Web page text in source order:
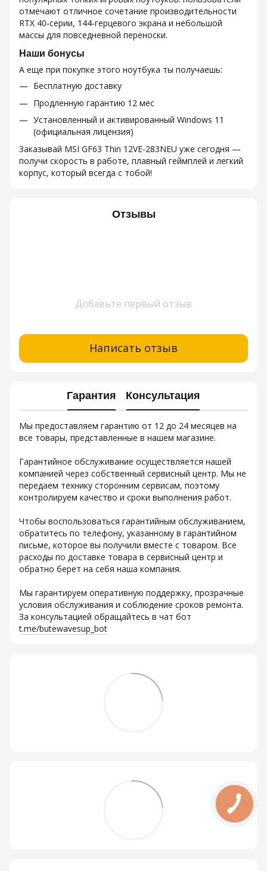
отмечают отличное сочетание производительности
RTX 40‑серии, 144‑герцевого экрана и небольшой
массы для повседневной переноски.
Наши бонусы
А еще при покупке этого ноутбука ты получаешь:
Бесплатную доставку
Продленную гарантию 12 мес
Установленный и активированный Windows 11
(официальная лицензия)
Заказывай MSI GF63 Thin 12VE-283NEU уже сегодня —
получи скорость в работе, плавный геймплей и легкий
корпус, который всегда с тобой!
Отзывы
Добавьте первый отзыв
Написать отзыв
Гарантия Консультация
Мы предоставляем гарантию от 12 до 24 месяцев на
все товары, представленные в нашем магазине.
Гарантийное обслуживание осуществляется нашей
компанией через собственный сервисный центр. Мы не
передаем технику сторонним сервисам, поэтому
контролируем качество и сроки выполнения работ.
Чтобы воспользоваться гарантийным обслуживанием,
обратитесь по телефону, указанному в гарантийном
письме, которое вы получили вместе с товаром. Все
расходы по доставке товара в сервисный центр и
обратно берет на себя наша компания.
Мы гарантируем оперативную поддержку, прозрачные
условия обслуживания и соблюдение сроков ремонта.
За консультацией обращайтесь в чат бот
t.me/butewavesup_bot